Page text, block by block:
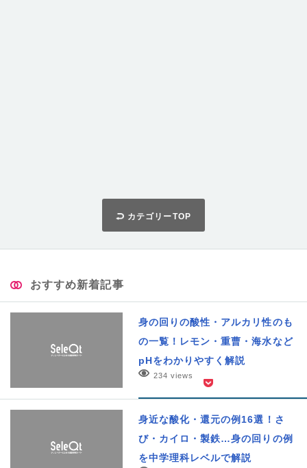
カテゴリーTOP
おすすめ新着記事
身の回りの酸性・アルカリ性のも
の一覧！レモン・重曹・海水など
pHをわかりやすく解説
234 views
身近な酸化・還元の例16選！さ
び・カイロ・製鉄…身の回りの例
を中学理科レベルで解説